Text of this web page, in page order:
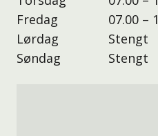
Fredag
07.00 –
Lørdag
Stengt
Søndag
Stengt